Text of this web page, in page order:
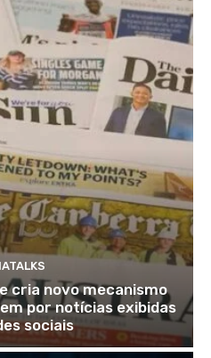
cria novo mecanismo
por notícias exibidas
sociais